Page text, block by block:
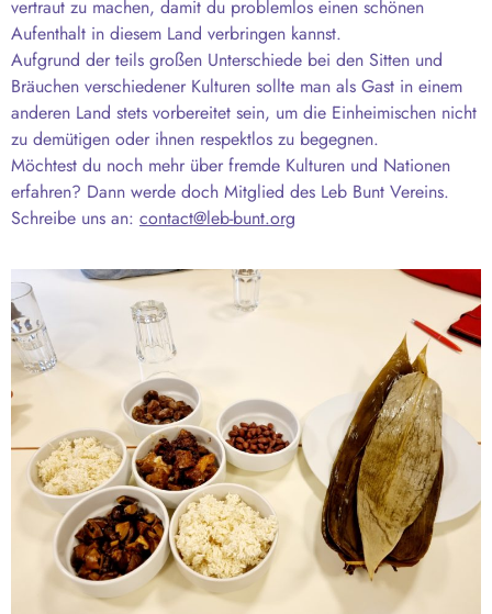
vertraut zu machen, damit du problemlos einen schönen
Aufenthalt in diesem Land verbringen kannst.
Aufgrund der teils großen Unterschiede bei den Sitten und
Bräuchen verschiedener Kulturen sollte man als Gast in einem
anderen Land stets vorbereitet sein, um die Einheimischen nicht
zu demütigen oder ihnen respektlos zu begegnen.
Möchtest du noch mehr über fremde Kulturen und Nationen
erfahren? Dann werde doch Mitglied des Leb Bunt Vereins.
Schreibe uns an: contact@leb-bunt.org